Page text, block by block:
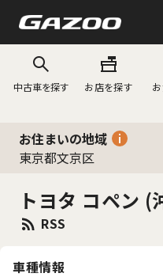
中古車を探す お店を探す
お住まいの地域
東京都文京区
トヨタ コペン (
RSS
車種情報